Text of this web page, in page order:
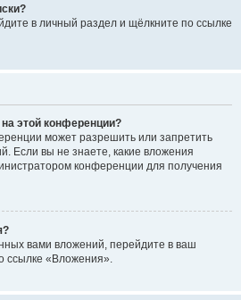
в личный раздел и щёлкните по ссылке
этой конференции?
может разрешить или запретить
Если вы не знаете, какие вложения
конференции для получения
вами вложений, перейдите в ваш
ссылке «Вложения».